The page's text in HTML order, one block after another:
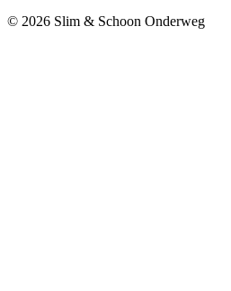
© 2026 Slim & Schoon Onderweg